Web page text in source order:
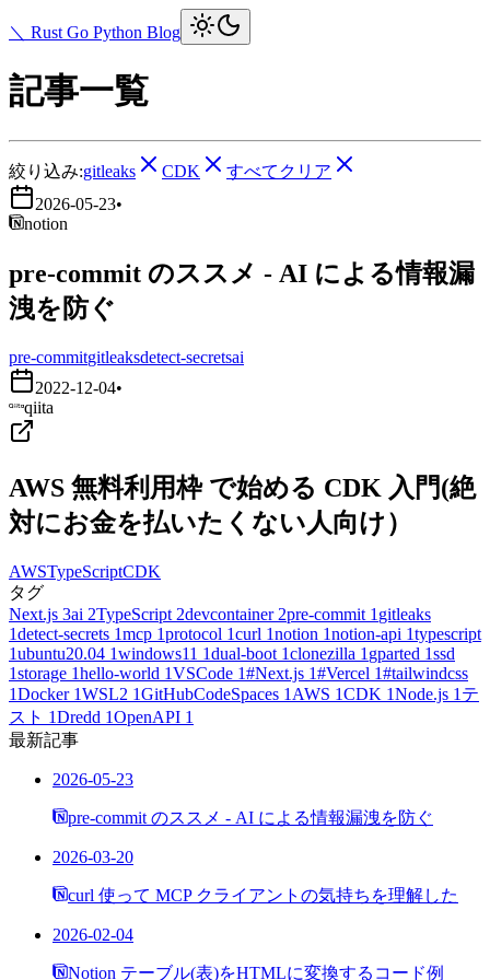
＼ Rust Go Python Blog
記事一覧
絞り込み:gitleaks CDK
すべてクリア
2026-05-23•
notion
pre-commit のススメ - AI による情報漏
洩を防ぐ
pre-commitgitleaksdetect-secretsai
2022-12-04•
qiita
AWS 無料利用枠 で始める CDK 入門(絶
対にお金を払いたくない人向け）
AWSTypeScriptCDK
タグ
Next.js 3ai 2TypeScript 2devcontainer 2pre-commit 1 gitleaks
1detect-secrets 1mcp 1protocol 1curl 1notion 1notion-api 1typescript
1ubuntu20.04 1windows11 1dual-boot 1clonezilla 1 gparted 1ssd
1storage 1hello-world 1VSCode 1#Next.js 1#Vercel 1#tailwindcss
1Docker 1WSL2 1GitHubCodeSpaces 1 AWS 1CDK 1Node.js 1 テ
スト 1Dredd 1OpenAPI 1
最新記事
2026-05-23
pre-commit のススメ - AI による情報漏洩を防ぐ
2026-03-20
curl 使って MCP クライアントの気持ちを理解した
2026-02-04
Notion テーブル(表)をHTMLに変換するコード例